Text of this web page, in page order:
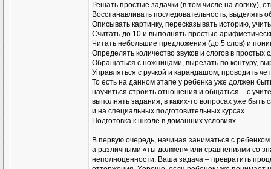
Решать простые задачки (в том числе на логику),
Восстанавливать последовательность, выделять
Описывать картинку, пересказывать историю,
Считать до 10 и выполнять простые
Читать небольшие предложения (до 5 слов) и
Определять количество звуков и слогов в простых
Обращаться с ножницами, вырезать по контуру,
Управляться с ручкой и карандашом, проводить
То есть на данном этапе у ребенка уже должен
научиться строить отношения и общаться – с
выполнять задания, в каких-то вопросах уже быть
и на специальных подготовительных курсах.
Подготовка к школе в домашних условиях
В первую очередь, начиная заниматься с
а различными «ты должен» или сравнениями со
неполноценности. Ваша задача – превратить